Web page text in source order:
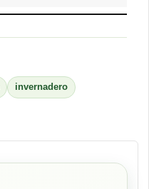
invernadero